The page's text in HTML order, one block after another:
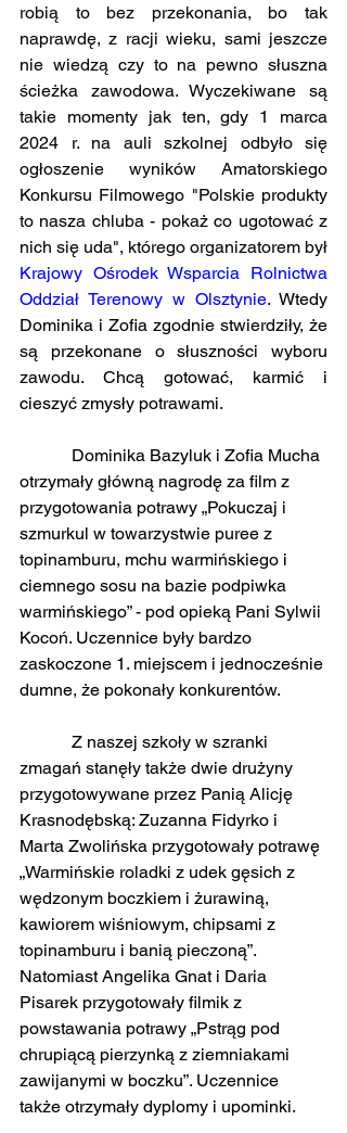
robią to bez przekonania, bo tak
naprawdę, z racji wieku, sami jeszcze
nie wiedzą czy to na pewno słuszna
ścieżka zawodowa. Wyczekiwane są
takie momenty jak ten, gdy 1 marca
2024 r. na auli szkolnej odbyło się
ogłoszenie wyników Amatorskiego
Konkursu Filmowego "Polskie produkty
to nasza chluba - pokaż co ugotować z
Krajowy Ośrodek Wsparcia Rolnictwa
Oddział Terenowy w Olsztynie. Wtedy
Dominika i Zofia zgodnie stwierdziły, że
są przekonane o słuszności wyboru
zawodu. Chcą gotować, karmić i
cieszyć zmysły potrawami.
Dominika Bazyluk i Zofia Mucha
otrzymały główną nagrodę za film z
przygotowania potrawy „Pokuczaj i
szmurkul w towarzystwie puree z
topinamburu, mchu warmińskiego i
ciemnego sosu na bazie podpiwka
warmińskiego” - pod opieką Pani Sylwii
Kocoń. Uczennice były bardzo
zaskoczone 1. miejscem i jednocześnie
dumne, że pokonały konkurentów.
Z naszej szkoły w szranki
zmagań stanęły także dwie drużyny
przygotowywane przez Panią Alicję
Krasnodębską: Zuzanna Fidyrko i
Marta Zwolińska przygotowały potrawę
„Warmińskie roladki z udek gęsich z
wędzonym boczkiem i żurawiną,
kawiorem wiśniowym, chipsami z
topinamburu i banią pieczoną”.
Natomiast Angelika Gnat i Daria
Pisarek przygotowały filmik z
powstawania potrawy „Pstrąg pod
chrupiącą pierzynką z ziemniakami
zawijanymi w boczku”. Uczennice
także otrzymały dyplomy i upominki.